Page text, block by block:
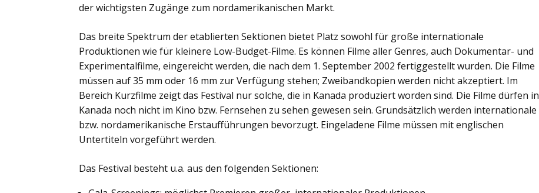
der wichtigsten Zugänge zum nordamerikanischen Markt.
Das breite Spektrum der etablierten Sektionen bietet Platz sowohl für große internationale
Produktionen wie für kleinere Low-Budget-Filme. Es können Filme aller Genres, auch Dokumentar- und
Experimentalfilme, eingereicht werden, die nach dem 1. September 2002 fertiggestellt wurden. Die Filme
müssen auf 35 mm oder 16 mm zur Verfügung stehen; Zweibandkopien werden nicht akzeptiert. Im
Bereich Kurzfilme zeigt das Festival nur solche, die in Kanada produziert worden sind. Die Filme dürfen in
Kanada noch nicht im Kino bzw. Fernsehen zu sehen gewesen sein. Grundsätzlich werden internationale
bzw. nordamerikanische Erstaufführungen bevorzugt. Eingeladene Filme müssen mit englischen
Untertiteln vorgeführt werden.
Das Festival besteht u.a. aus den folgenden Sektionen: